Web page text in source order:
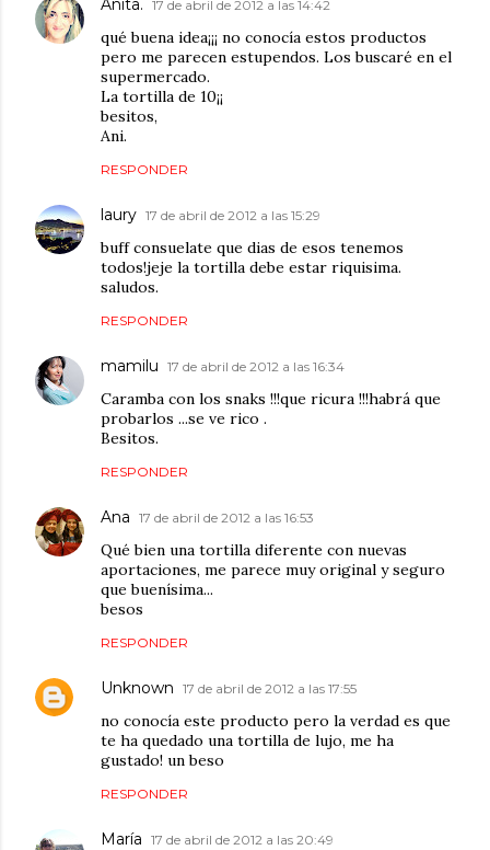
17 de abril de 2012 a las 14:42
qué buena idea¡¡¡ no conocía estos productos
pero me parecen estupendos. Los buscaré en el
supermercado.
La tortilla de 10¡¡
besitos,
Ani.
RESPONDER
laury 17 de abril de 2012 a las 15:29
buff consuelate que dias de esos tenemos
todos!jeje la tortilla debe estar riquisima.
saludos.
RESPONDER
mamilu 17 de abril de 2012 a las 16:34
Caramba con los snaks !!!que ricura !!!habrá que
probarlos ...se ve rico .
Besitos.
RESPONDER
Ana 17 de abril de 2012 a las 16:53
Qué bien una tortilla diferente con nuevas
aportaciones, me parece muy original y seguro
que buenísima...
besos
RESPONDER
Unknown 17 de abril de 2012 a las 17:55
no conocía este producto pero la verdad es que
te ha quedado una tortilla de lujo, me ha
gustado! un beso
RESPONDER
María 17 de abril de 2012 a las 20:49